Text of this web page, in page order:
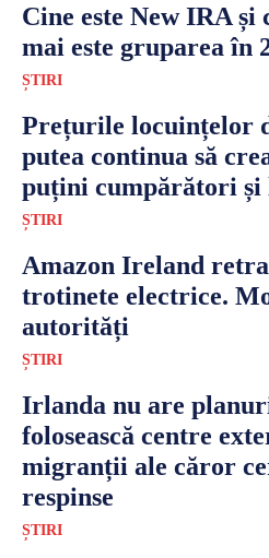
Cine este New IRA și
mai este gruparea în
ȘTIRI
Prețurile locuințelor
putea continua să
puțini cumpărători și
ȘTIRI
Amazon Ireland
trotinete electrice.
autorități
ȘTIRI
Irlanda nu are
folosească centre
migranții ale căror
respinse
ȘTIRI